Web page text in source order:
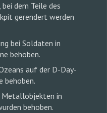
dem Teile des
gerendert werden
bei Soldaten in
behoben.
auf der D-Day-
behoben.
Metallobjekten in
behoben.